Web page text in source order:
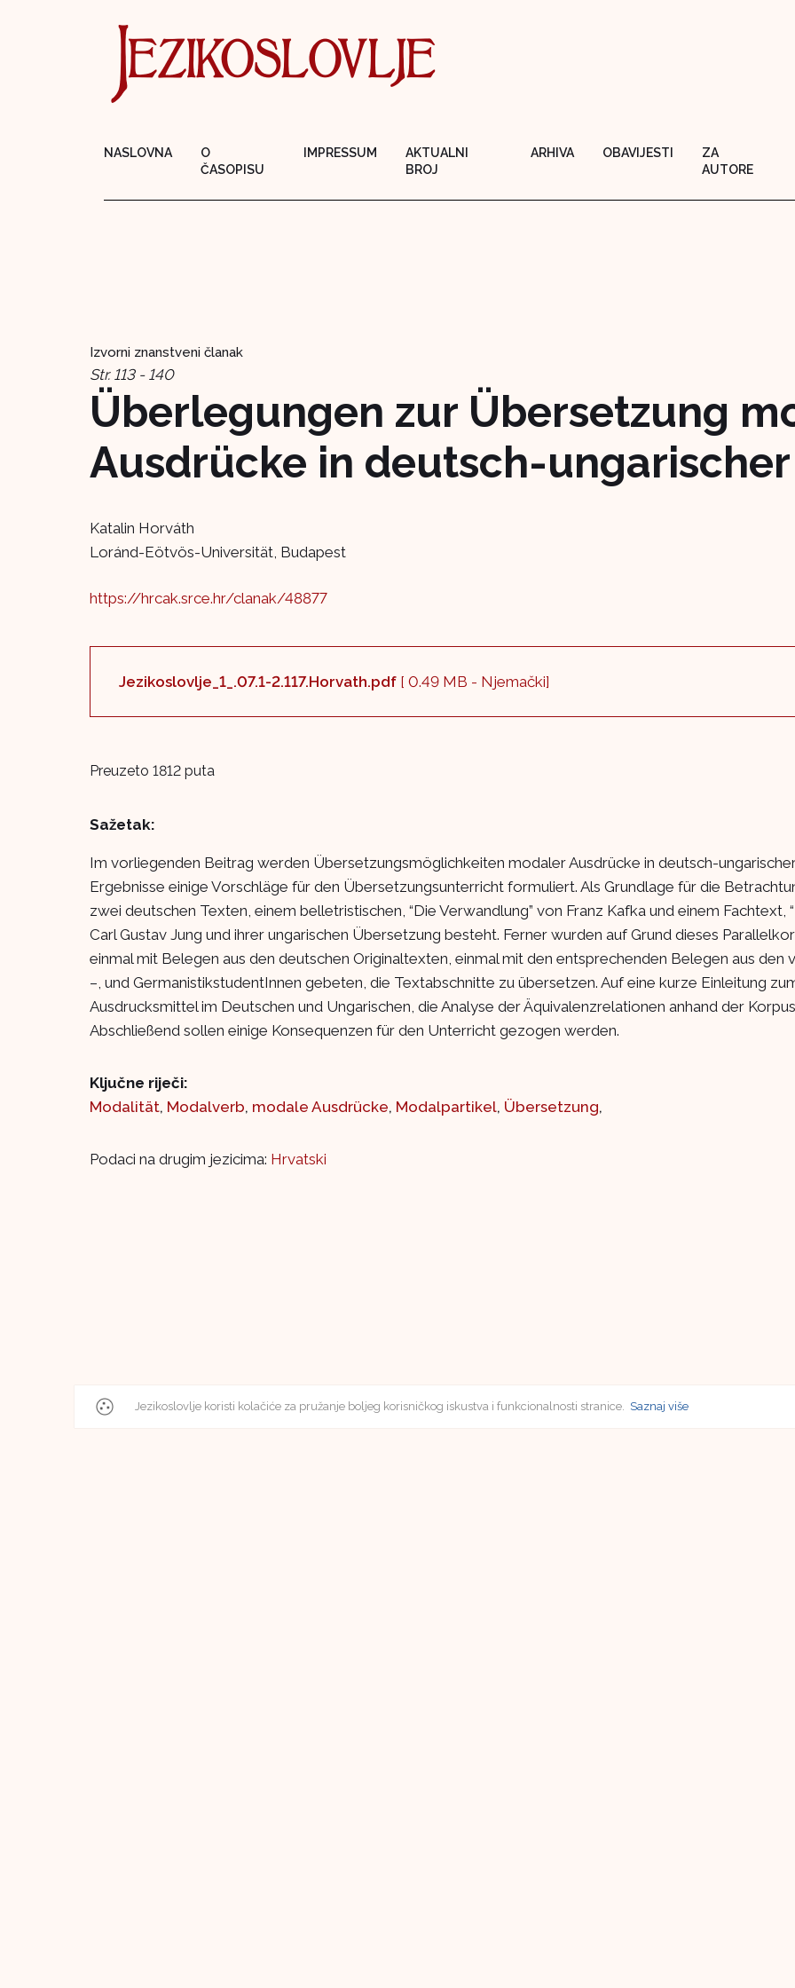
NASLOVNA
O
ČASOPISU
IMPRESSUM
AKTUALNI
BROJ
ARHIVA OBAVIJESTI
ZA
AUTORE
Izvorni znanstveni članak
Str. 113 - 140
Überlegungen zur Übersetzung
Ausdrücke in deutsch-
Katalin Horváth
Loránd-Eötvös-Universität, Budapest
https://hrcak.srce.hr/clanak/48877
Jezikoslovlje_1_.07.1-2.117.Horvath.pdf [ 0.49 MB - Njemački]
Preuzeto 1812 puta
Sažetak:
Im vorliegenden Beitrag werden Übersetzungsmöglichkeiten modaler Ausdrücke in deutsch-
Ergebnisse einige Vorschläge für den Übersetzungsunterricht formuliert. Als Grundlage für die
zwei deutschen Texten, einem belletristischen, “Die Verwandlung” von Franz Kafka und einem
Carl Gustav Jung und ihrer ungarischen Übersetzung besteht. Ferner wurden auf Grund dieses
einmal mit Belegen aus den deutschen Originaltexten, einmal mit den entsprechenden Belegen aus
–, und GermanistikstudentInnen gebeten, die Textabschnitte zu übersetzen. Auf eine kurze Einleitung
Ausdrucksmittel im Deutschen und Ungarischen, die Analyse der Äquivalenzrelationen anhand der
Abschließend sollen einige Konsequenzen für den Unterricht gezogen werden.
Ključne riječi:
Modalität, Modalverb, modale Ausdrücke, Modalpartikel, Übersetzung,
Podaci na drugim jezicima: Hrvatski
Jezikoslovlje koristi kolačiće za pružanje boljeg korisničkog iskustva i funkcionalnosti stranice. Saznaj više